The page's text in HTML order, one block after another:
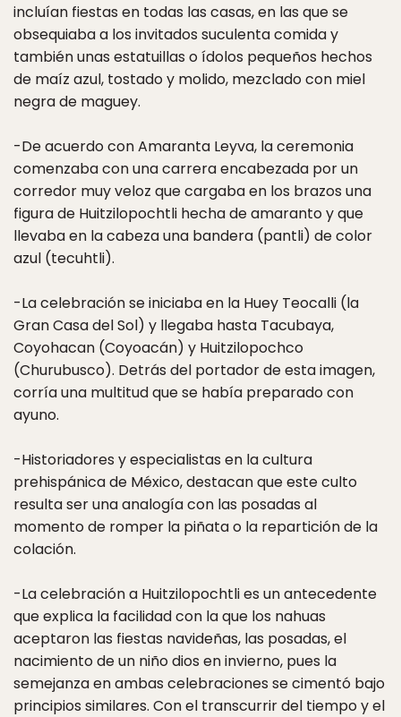
incluían fiestas en todas las casas, en las que se
obsequiaba a los invitados suculenta comida y
también unas estatuillas o ídolos pequeños hechos
de maíz azul, tostado y molido, mezclado con miel
negra de maguey.
-De acuerdo con Amaranta Leyva, la ceremonia
comenzaba con una carrera encabezada por un
corredor muy veloz que cargaba en los brazos una
figura de Huitzilopochtli hecha de amaranto y que
llevaba en la cabeza una bandera (pantli) de color
azul (tecuhtli).
-La celebración se iniciaba en la Huey Teocalli (la
Gran Casa del Sol) y llegaba hasta Tacubaya,
Coyohacan (Coyoacán) y Huitzilopochco
(Churubusco). Detrás del portador de esta imagen,
corría una multitud que se había preparado con
ayuno.
-Historiadores y especialistas en la cultura
prehispánica de México, destacan que este culto
resulta ser una analogía con las posadas al
momento de romper la piñata o la repartición de la
colación.
-La celebración a Huitzilopochtli es un antecedente
que explica la facilidad con la que los nahuas
aceptaron las fiestas navideñas, las posadas, el
nacimiento de un niño dios en invierno, pues la
semejanza en ambas celebraciones se cimentó bajo
principios similares. Con el transcurrir del tiempo y el